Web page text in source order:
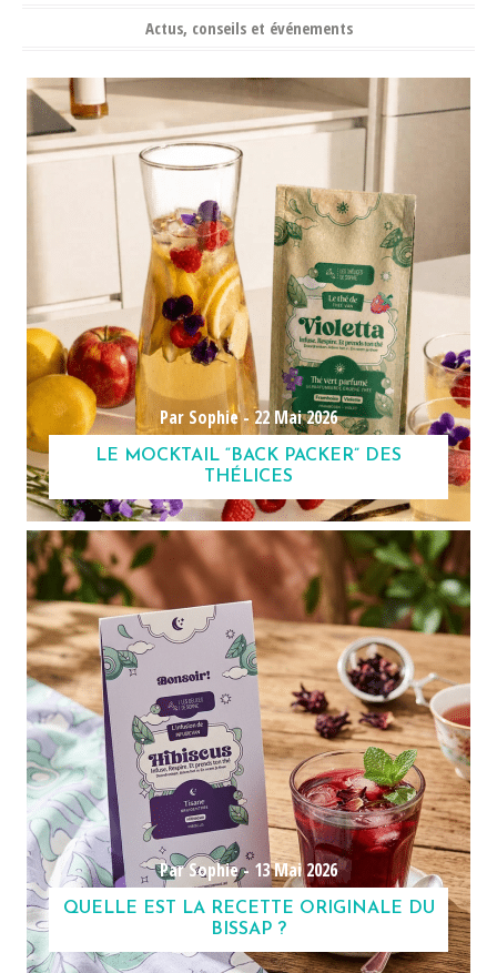
Actus, conseils et événements
Par Sophie -22 Mai 2026
LE MOCKTAIL “BACK PACKER” DES
THÉLICES
Par Sophie -13 Mai 2026
QUELLE EST LA RECETTE ORIGINALE DU
BISSAP ?